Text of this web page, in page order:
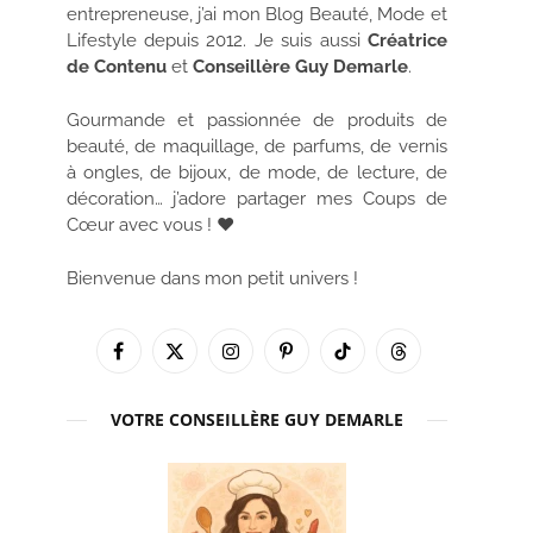
entrepreneuse, j’ai mon Blog Beauté, Mode et
Lifestyle depuis 2012. Je suis aussi Créatrice
de Contenuet Conseillère Guy Demarle.
Gourmande et passionnée de produits de
beauté, de maquillage, de parfums, de vernis
à ongles, de bijoux, de mode, de lecture, de
décoration… j’adore partager mes Coups de
Cœur avec vous ! ♥
Bienvenue dans mon petit univers !
Facebook
X
InstagramPinterestTikTok Threads
VOTRE CONSEILLÈRE GUY DEMARLE